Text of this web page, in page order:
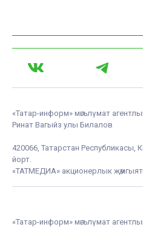
«Татар-информ» мәгълүмат
Ринат Вагыйз улы Билалов
420066, Татарстан Республикасы,
йорт.
«ТАТМЕДИА» акционерлык
«Татар-информ» мәгълүмат